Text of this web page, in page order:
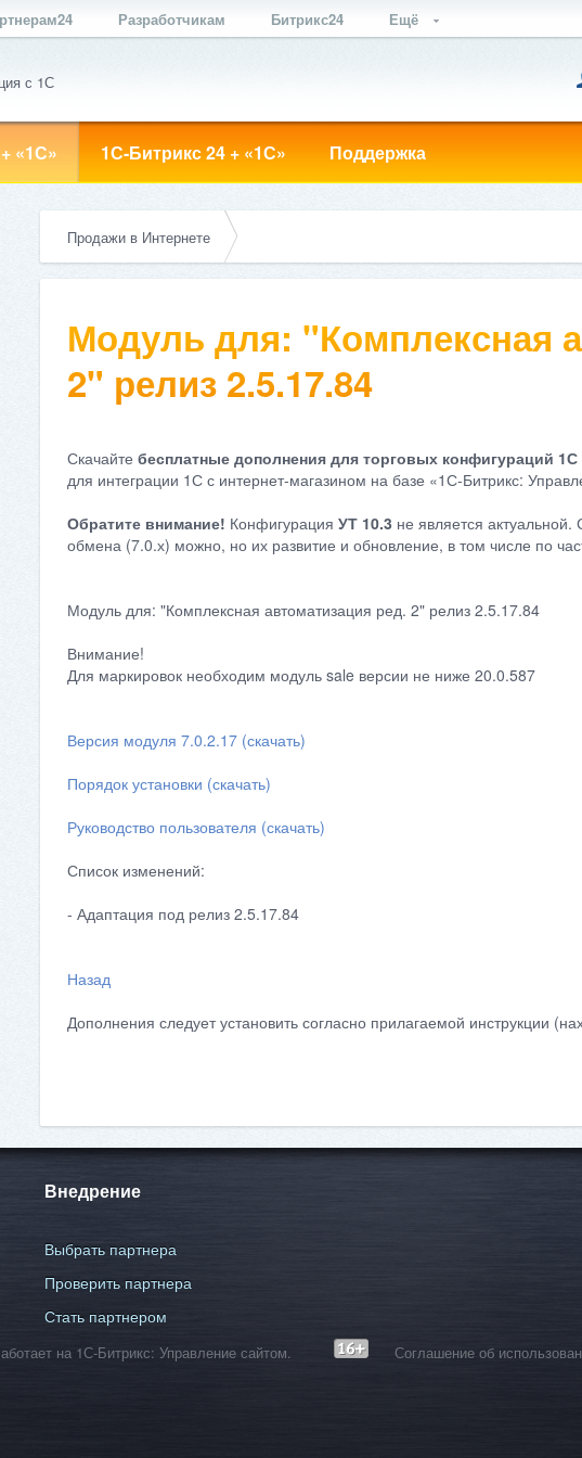
Разработчикам Битрикс24 Ещё
с 1С
«1С» 1С-Битрикс 24 + «1С» Поддержка
Продажи в Интернете
Модуль для: "Комплексная
2" релиз 2.5.17.84
Скачайте бесплатные дополнения для торговых конфигураций 1С
для интеграции 1С с интернет-магазином на базе «1С-Битрикс:
Обратите внимание! Конфигурация УТ 10.3 не является
обмена (7.0.х) можно, но их развитие и обновление, в том числе по
Модуль для: "Комплексная автоматизация ред. 2" релиз 2.5.17.84
Внимание!
Для маркировок необходим модуль sale версии не ниже 20.0.587
Версия модуля 7.0.2.17 (скачать)
Порядок установки (скачать)
Руководство пользователя (скачать)
Список изменений:
- Адаптация под релиз 2.5.17.84
Назад
Дополнения следует установить согласно прилагаемой инструкции
Внедрение
Выбрать партнера
Проверить партнера
Стать партнером
на 1С-Битрикс: Управление сайтом. Соглашение об